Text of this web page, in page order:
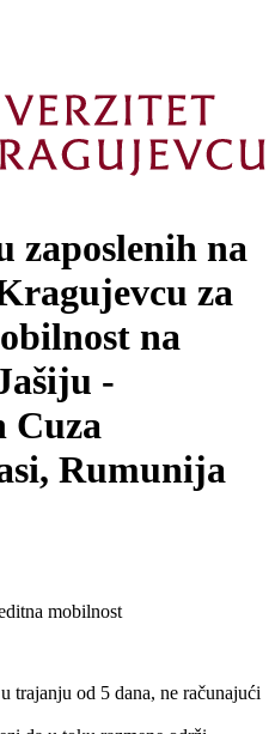
zaposlenih na
za
na
-
Cuza
Rumunija
mobilnost
trajanju od 5 dana, ne računajući